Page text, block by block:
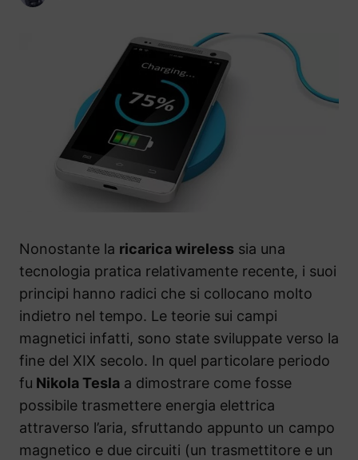
Nonostante la ricarica wireless sia una
tecnologia pratica relativamente recente, i suoi
principi hanno radici che si collocano molto
indietro nel tempo. Le teorie sui campi
magnetici infatti, sono state sviluppate verso la
fine del XIX secolo. In quel particolare periodo
fu Nikola Tesla a dimostrare come fosse
possibile trasmettere energia elettrica
attraverso l’aria, sfruttando appunto un campo
magnetico e due circuiti (un trasmettitore e un